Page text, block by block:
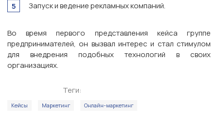
Запуск и ведение рекламных компаний.
Во время первого представления кейса группе
предпринимателей, он вызвал интерес и стал стимулом
для внедрения подобных технологий в своих
организациях.
Теги:
Кейсы Маркетинг Онлайн-маркетинг